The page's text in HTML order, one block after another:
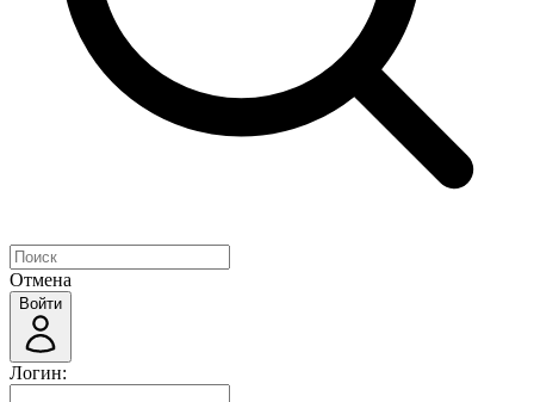
Отмена
Войти
Логин: